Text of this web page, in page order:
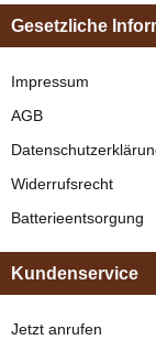
Gesetzliche
Impressum
AGB
Widerrufsrecht
Batterieentsorgung
Kundenservice
Jetzt anrufen